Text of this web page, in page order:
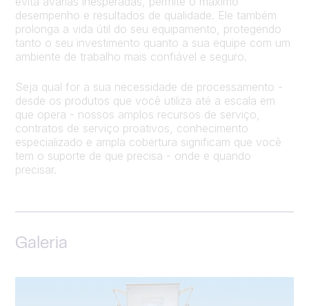
desempenho e resultados de qualidade. Ele também
prolonga a vida útil do seu equipamento, protegendo
tanto o seu investimento quanto a sua equipe com um
ambiente de trabalho mais confiável e seguro.
Seja qual for a sua necessidade de processamento -
desde os produtos que você utiliza até a escala em
que opera - nossos amplos recursos de serviço,
contratos de serviço proativos, conhecimento
especializado e ampla cobertura significam que você
tem o suporte de que precisa - onde e quando
precisar.
Galeria